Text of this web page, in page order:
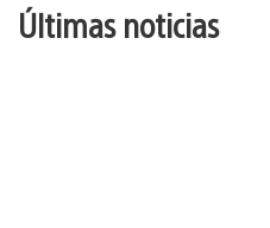
Últimas noticias